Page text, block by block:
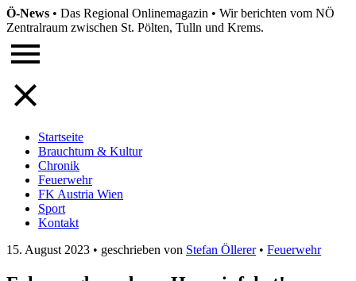
Ö-News • Das Regional Onlinemagazin • Wir berichten vom NÖ
Zentralraum zwischen St. Pölten, Tulln und Krems.
Startseite
Brauchtum & Kultur
Chronik
Feuerwehr
FK Austria Wien
Sport
Kontakt
15. August 2023 • geschrieben von Stefan Öllerer • Feuerwehr